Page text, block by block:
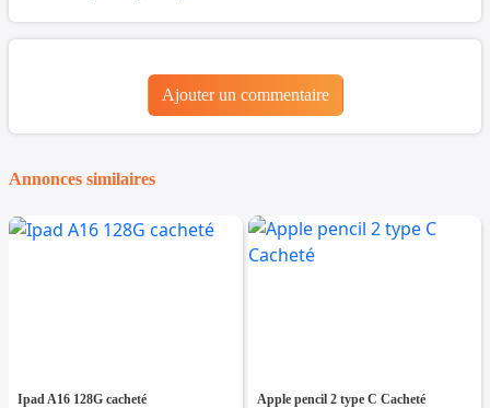
Ajouter un commentaire
Annonces similaires
Ipad A16 128G cacheté Apple pencil 2 type C Cacheté